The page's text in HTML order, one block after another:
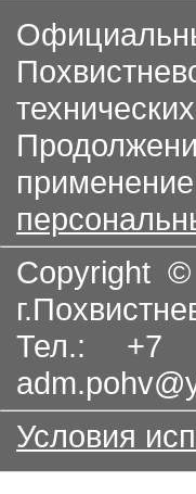
Copyright
Тел.:
Условия